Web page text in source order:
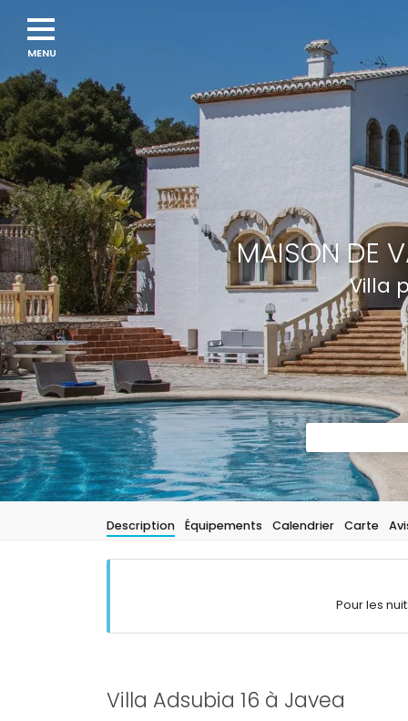
MAISON DE
Villa
Description Équipements Calendrier Carte
Pour les
Villa Adsubia 16 à Javea
Navigation
menu